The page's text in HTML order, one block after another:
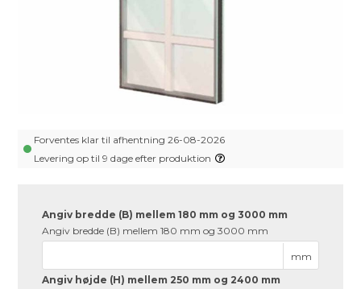
Forventes klar til afhentning 26-08-2026
Levering op til 9 dage efter produktion
Angiv bredde (B) mellem 180 mm og 3000 mm
Angiv bredde (B) mellem 180 mm og 3000 mm
mm
Angiv højde (H) mellem 250 mm og 2400 mm